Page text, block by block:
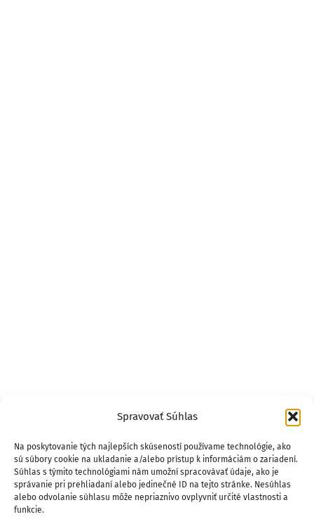
Spravovať Súhlas
Na poskytovanie tých najlepších skúseností používame technológie, ako
sú súbory cookie na ukladanie a/alebo prístup k informáciám o zariadení.
Súhlas s týmito technológiami nám umožní spracovávať údaje, ako je
správanie pri prehliadaní alebo jedinečné ID na tejto stránke. Nesúhlas
alebo odvolanie súhlasu môže nepriaznivo ovplyvniť určité vlastnosti a
funkcie.